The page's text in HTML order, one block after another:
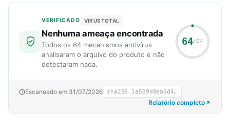
VERIFICADO VIRUSTOTAL
Nenhuma ameaça encontrada
Todos os 64 mecanismos antivírus
analisaram o arquivo do produto e não
detectaram nada.
64/64
Escaneado em 31/07/2026 sha256 1a509d8ea6d4…
Relatório completo